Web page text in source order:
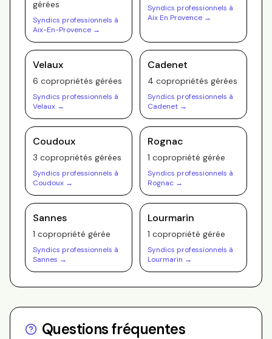
gérées
Syndics professionnels à
Aix-En-Provence →
Syndics professionnels à
Aix En Provence →
Velaux
6 copropriétés gérées
Syndics professionnels à
Velaux →
Cadenet
4 copropriétés gérées
Syndics professionnels à
Cadenet →
Coudoux
3 copropriétés gérées
Syndics professionnels à
Coudoux →
Rognac
1 copropriété gérée
Syndics professionnels à
Rognac →
Sannes
1 copropriété gérée
Syndics professionnels à
Sannes →
Lourmarin
1 copropriété gérée
Syndics professionnels à
Lourmarin →
Questions fréquentes